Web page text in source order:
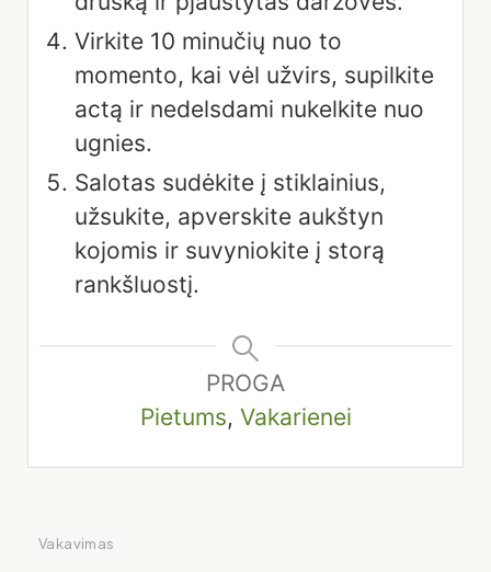
Virkite 10 minučių nuo to
momento, kai vėl užvirs, supilkite
actą ir nedelsdami nukelkite nuo
ugnies.
Salotas sudėkite į stiklainius,
užsukite, apverskite aukštyn
kojomis ir suvyniokite į storą
rankšluostį.
PROGA
Pietums, Vakarienei
Vakavimas